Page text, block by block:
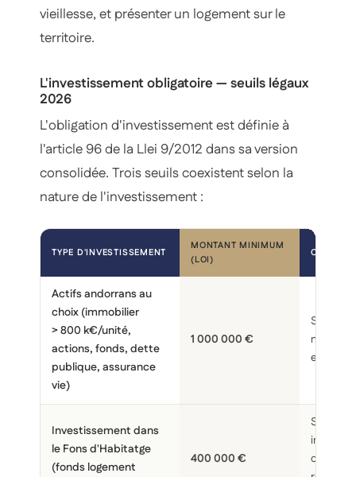
vieillesse, et présenter un logement sur le
territoire.
L'investissement obligatoire — seuils légaux
2026
L'obligation d'investissement est définie à
l'article 96 de la Llei 9/2012 dans sa version
consolidée. Trois seuils coexistent selon la
nature de l'investissement :
TYPE D'INVESTISSEMENT
MONTANT MINIMUM
(LOI)
Actifs andorrans au
choix (immobilier
> 800 k€/unité,
actions, fonds, dette
publique, assurance
vie)
1 000 000 €
Seuil
effectif
Investissement dans
le Fons d'Habitatge
(fonds logement
400 000 €
Seuil